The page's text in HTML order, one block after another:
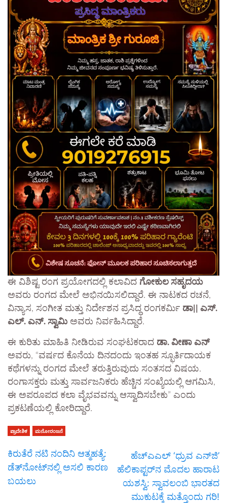
ಈ ವಿಶಿಷ್ಟ ರಂಗ ಪ್ರಯೋಗದಲ್ಲಿ ಕಲಾವಿದ ಗೋಕುಲ ಸಹೃದಯ
ಅವರು ರಂಗದ ಮೇಲೆ ಅಭಿನಯಿಸಲಿದ್ದಾರೆ. ಈ ನಾಟಕದ ರಚನೆ,
ವಿನ್ಯಾಸ, ಸಂಗೀತ ಮತ್ತು ನಿರ್ದೇಶನ ಪ್ರಸಿದ್ಧ ರಂಗಕರ್ಮಿ ಡಾ|| ಎಸ್.
ಎಲ್. ಎನ್. ಸ್ವಾಮಿ ಅವರು ನಿರ್ವಹಿಸಿದ್ದಾರೆ.
ಈ ಕುರಿತು ಮಾಹಿತಿ ನೀಡಿರುವ ಸಂಘಟಕರಾದ ಡಾ. ವೀಣಾ ಎನ್
ಅವರು, “ವರ್ಷದ ಕೊನೆಯ ದಿನದಂದು ಇಂತಹ ಸ್ಫೂರ್ತಿದಾಯಕ
ಕಥೆಗಳನ್ನು ರಂಗದ ಮೇಲೆ ತರುತ್ತಿರುವುದು ಸಂತಸದ ವಿಷಯ.
ರಂಗಾಸಕ್ತರು ಮತ್ತು ಸಾರ್ವಜನಿಕರು ಹೆಚ್ಚಿನ ಸಂಖ್ಯೆಯಲ್ಲಿ ಆಗಮಿಸಿ,
ಈ ಅಪರೂಪದ ಕಲಾ ವೈಭವವನ್ನು ಆಸ್ವಾದಿಸಬೇಕು” ಎಂದು
ಪ್ರಕಟಣೆಯಲ್ಲಿ ಕೋರಿದ್ದಾರೆ.
ಪ್ರಾದೇಶಿಕ ಮನೋರಂಜನೆ
ಕಿರುತೆರೆ ನಟಿ ನಂದಿನಿ ಆತ್ಮಹತ್ಯೆ:
ಡೆತ್‌ನೋಟ್‌ನಲ್ಲಿ ಅಸಲಿ ಕಾರಣ
ಬಯಲು
ಹೆಚ್‌ಎಎಲ್ ‘ಧ್ರುವ ಎನ್‌ಜಿ’
ಹೆಲಿಕಾಪ್ಟರ್‌ನ ಮೊದಲ ಹಾರಾಟ
ಯಶಸ್ವಿ: ಸ್ವಾವಲಂಬಿ ಭಾರತದ
ಮುಕುಟಕ್ಕೆ ಮತ್ತೊಂದು ಗರಿ!